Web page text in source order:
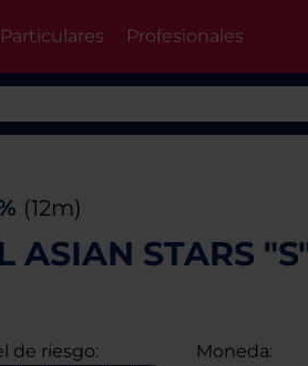
Particulares Profesionales
(12m)
ASIAN STARS
de riesgo: Moneda: